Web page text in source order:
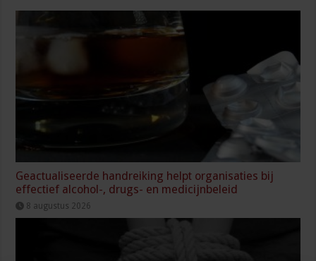
Geactualiseerde handreiking helpt organisaties bij
effectief alcohol-, drugs- en medicijnbeleid
8 augustus 2026